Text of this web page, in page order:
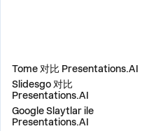
Tome 对比 Presentations.AI
Slidesgo 对比
Presentations.AI
Google Slaytlar ile
Presentations.AI